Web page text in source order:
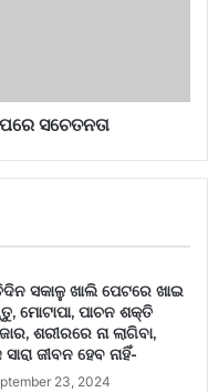
ସଚେତନତା
ସକାଳୁ ଖାଲି ପେଟରେ ଖାଇ
ମୋଟାପା, ପାଚନ ଶକ୍ତି
ଶରୀରରେ ନା ଲାଗିବା,
ଜୀବନ ହେବ ନାହିଁ-
23, 2024